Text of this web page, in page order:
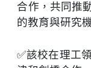
合作，共同推
的教育與研究
✅該校在理工